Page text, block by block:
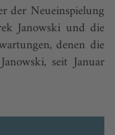
der Neueinspielung
Janowski und die
denen die
seit Januar